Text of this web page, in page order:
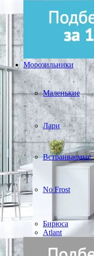
Морозильники
Маленькие
Лари
Встраиваемые
No Frost
Бирюса
Atlant